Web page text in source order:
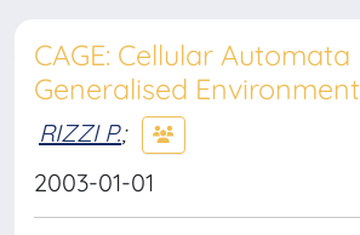
CAGE: Cellular Automata
Generalised Environment
RIZZI P.;
2003-01-01